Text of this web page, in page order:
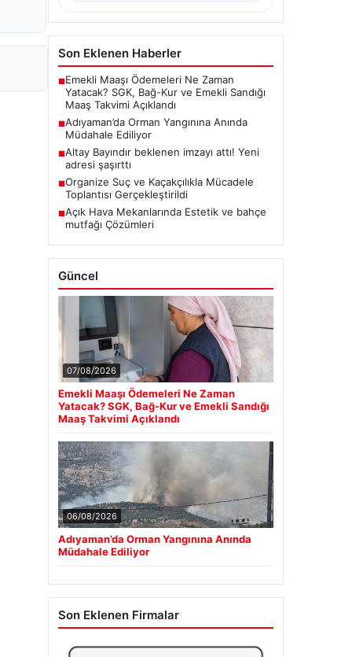
Son Eklenen Haberler
■Emekli Maaşı Ödemeleri Ne Zaman
Yatacak? SGK, Bağ-Kur ve Emekli Sandığı
Maaş Takvimi Açıklandı
■Adıyaman’da Orman Yangınına Anında
Müdahale Ediliyor
■Altay Bayındır beklenen imzayı attı! Yeni
adresi şaşırttı
■Organize Suç ve Kaçakçılıkla Mücadele
Toplantısı Gerçekleştirildi
■Açık Hava Mekanlarında Estetik ve bahçe
mutfağı Çözümleri
Güncel
07/08/2026
Emekli Maaşı Ödemeleri Ne Zaman
Yatacak? SGK, Bağ-Kur ve Emekli Sandığı
Maaş Takvimi Açıklandı
06/08/2026
Adıyaman’da Orman Yangınına Anında
Müdahale Ediliyor
Son Eklenen Firmalar